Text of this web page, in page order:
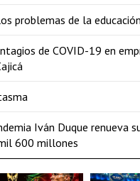
problemas de la
de COVID-19 en
Iván Duque renueva
600 millones